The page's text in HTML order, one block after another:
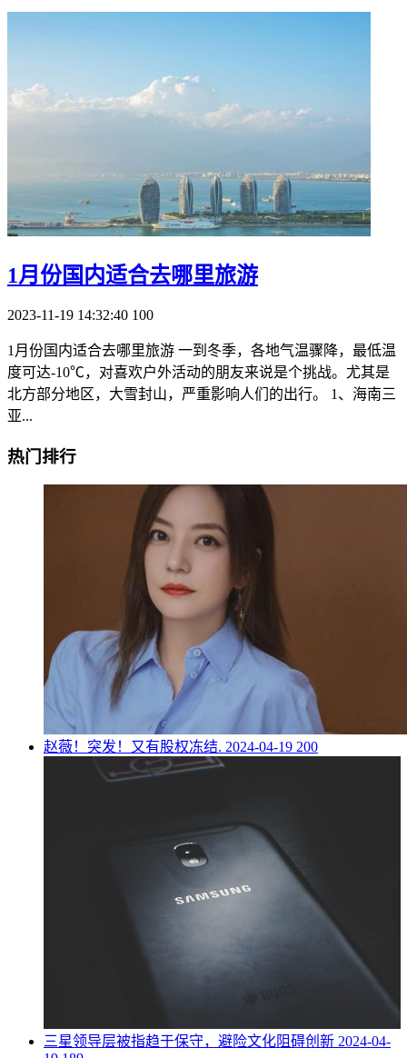
1月份国内适合去哪里旅游
2023-11-19 14:32:40 100
1月份国内适合去哪里旅游 一到冬季，各地气温骤降，最低温
度可达-10℃，对喜欢户外活动的朋友来说是个挑战。尤其是
北方部分地区，大雪封山，严重影响人们的出行。 1、海南三
亚...
热门排行
​赵薇！突发！又有股权冻结. 2024-04-19 200
​三星领导层被指趋于保守，避险文化阻碍创新 2024-04-